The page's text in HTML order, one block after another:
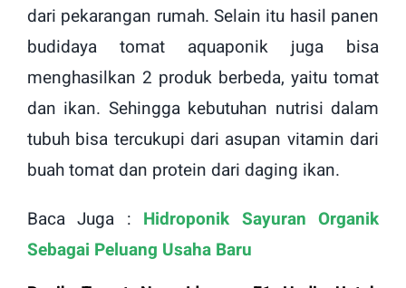
dari pekarangan rumah. Selain itu hasil panen
budidaya tomat aquaponik juga bisa
menghasilkan 2 produk berbeda, yaitu tomat
dan ikan. Sehingga kebutuhan nutrisi dalam
tubuh bisa tercukupi dari asupan vitamin dari
buah tomat dan protein dari daging ikan.
Baca Juga : Hidroponik Sayuran Organik
Sebagai Peluang Usaha Baru